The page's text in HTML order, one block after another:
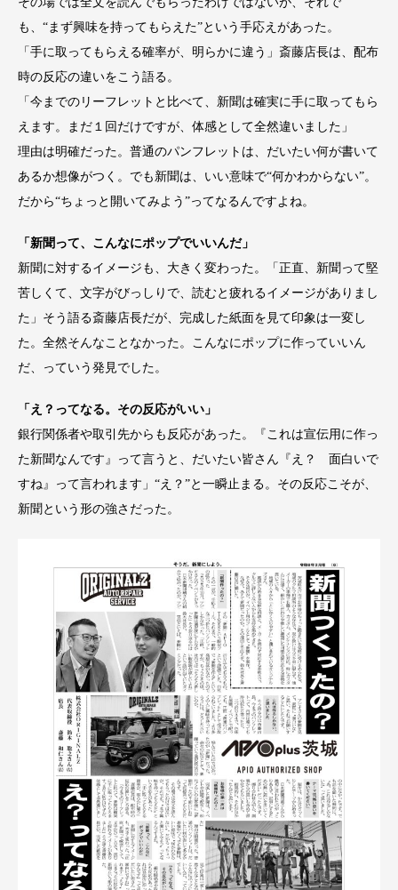
も、“まず興味を持ってもらえた”という手応えがあった。
「手に取ってもらえる確率が、明らかに違う」斎藤店長は、配布
時の反応の違いをこう語る。
「今までのリーフレットと比べて、新聞は確実に手に取ってもら
えます。まだ１回だけですが、体感として全然違いました」
理由は明確だった。普通のパンフレットは、だいたい何が書いて
あるか想像がつく。でも新聞は、いい意味で“何かわからない”。
だから“ちょっと開いてみよう”ってなるんですよね。
「新聞って、こんなにポップでいいんだ」
新聞に対するイメージも、大きく変わった。「正直、新聞って堅
苦しくて、文字がびっしりで、読むと疲れるイメージがありまし
た」そう語る斎藤店長だが、完成した紙面を見て印象は一変し
た。全然そんなことなかった。こんなにポップに作っていいん
だ、っていう発見でした。
「え？ってなる。その反応がいい」
銀行関係者や取引先からも反応があった。『これは宣伝用に作っ
た新聞なんです』って言うと、だいたい皆さん『え？ 面白いで
すね』って言われます」“え？”と一瞬止まる。その反応こそが、
新聞という形の強さだった。